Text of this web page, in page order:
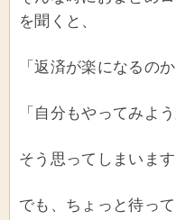
を聞くと、
「返済が楽になるのか
「自分もやってみよう
そう思ってしまいま
でも、ちょっと待って